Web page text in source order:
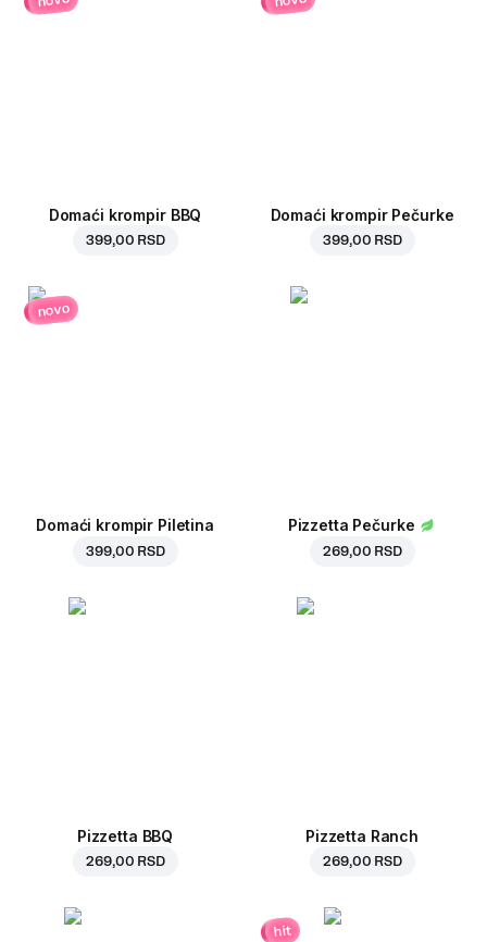
Domaći krompir BBQ
399,00 RSD
Domaći krompir Pečurke
399,00 RSD
novo
Domaći krompir Piletina
399,00 RSD
Pizzetta Pečurke
269,00 RSD
Pizzetta BBQ
269,00 RSD
Pizzetta Ranch
269,00 RSD
hit